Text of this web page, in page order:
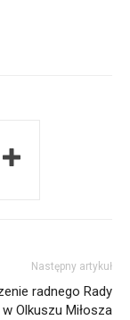
Następny artykuł
radnego Rady
Olkuszu Miłosza